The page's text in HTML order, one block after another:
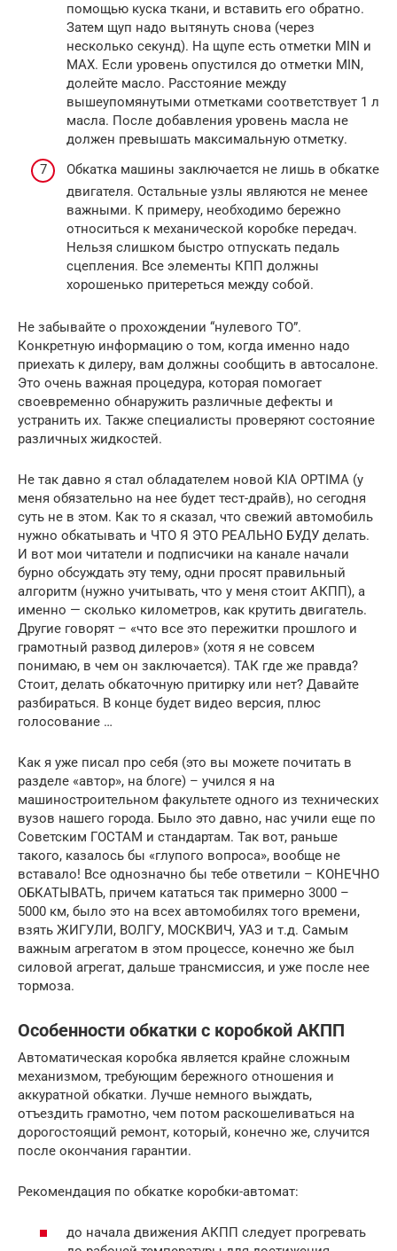
помощью куска ткани, и вставить его обратно.
Затем щуп надо вытянуть снова (через
несколько секунд). На щупе есть отметки MIN и
MAX. Если уровень опустился до отметки MIN,
долейте масло. Расстояние между
вышеупомянутыми отметками соответствует 1 л
масла. После добавления уровень масла не
должен превышать максимальную отметку.
Обкатка машины заключается не лишь в обкатке
двигателя. Остальные узлы являются не менее
важными. К примеру, необходимо бережно
относиться к механической коробке передач.
Нельзя слишком быстро отпускать педаль
сцепления. Все элементы КПП должны
хорошенько притереться между собой.
Не забывайте о прохождении “нулевого ТО”.
Конкретную информацию о том, когда именно надо
приехать к дилеру, вам должны сообщить в автосалоне.
Это очень важная процедура, которая помогает
своевременно обнаружить различные дефекты и
устранить их. Также специалисты проверяют состояние
различных жидкостей.
Не так давно я стал обладателем новой KIA OPTIMA (у
меня обязательно на нее будет тест-драйв), но сегодня
суть не в этом. Как то я сказал, что свежий автомобиль
нужно обкатывать и ЧТО Я ЭТО РЕАЛЬНО БУДУ делать.
И вот мои читатели и подписчики на канале начали
бурно обсуждать эту тему, одни просят правильный
алгоритм (нужно учитывать, что у меня стоит АКПП), а
именно — сколько километров, как крутить двигатель.
Другие говорят – «что все это пережитки прошлого и
грамотный развод дилеров» (хотя я не совсем
понимаю, в чем он заключается). ТАК где же правда?
Стоит, делать обкаточную притирку или нет? Давайте
разбираться. В конце будет видео версия, плюс
голосование …
Как я уже писал про себя (это вы можете почитать в
разделе «автор», на блоге) – учился я на
машиностроительном факультете одного из технических
вузов нашего города. Было это давно, нас учили еще по
Советским ГОСТАМ и стандартам. Так вот, раньше
такого, казалось бы «глупого вопроса», вообще не
вставало! Все однозначно бы тебе ответили – КОНЕЧНО
ОБКАТЫВАТЬ, причем кататься так примерно 3000 –
5000 км, было это на всех автомобилях того времени,
взять ЖИГУЛИ, ВОЛГУ, МОСКВИЧ, УАЗ и т.д. Самым
важным агрегатом в этом процессе, конечно же был
силовой агрегат, дальше трансмиссия, и уже после нее
тормоза.
Особенности обкатки с коробкой АКПП
Автоматическая коробка является крайне сложным
механизмом, требующим бережного отношения и
аккуратной обкатки. Лучше немного выждать,
отъездить грамотно, чем потом раскошеливаться на
дорогостоящий ремонт, который, конечно же, случится
после окончания гарантии.
Рекомендация по обкатке коробки-автомат:
до начала движения АКПП следует прогревать